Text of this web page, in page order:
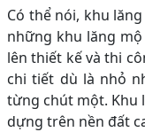
Có thể nói, khu
những khu lăng
lên thiết kế và thi
chi tiết dù là nhỏ
từng chút một. Khu
dựng trên nền đất